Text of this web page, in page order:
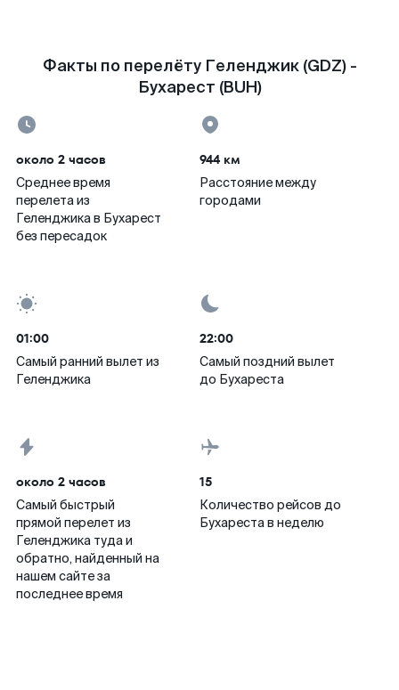
Факты по перелёту Геленджик (GDZ) -
Бухарест (BUH)
около 2 часов
Среднее время
перелета из
Геленджика в Бухарест
без пересадок
944 км
Расстояние между
городами
01:00
Самый ранний вылет из
Геленджика
22:00
Самый поздний вылет
до Бухареста
около 2 часов
Самый быстрый
прямой перелет из
Геленджика туда и
обратно, найденный на
нашем сайте за
последнее время
15
Количество рейсов до
Бухареста в неделю